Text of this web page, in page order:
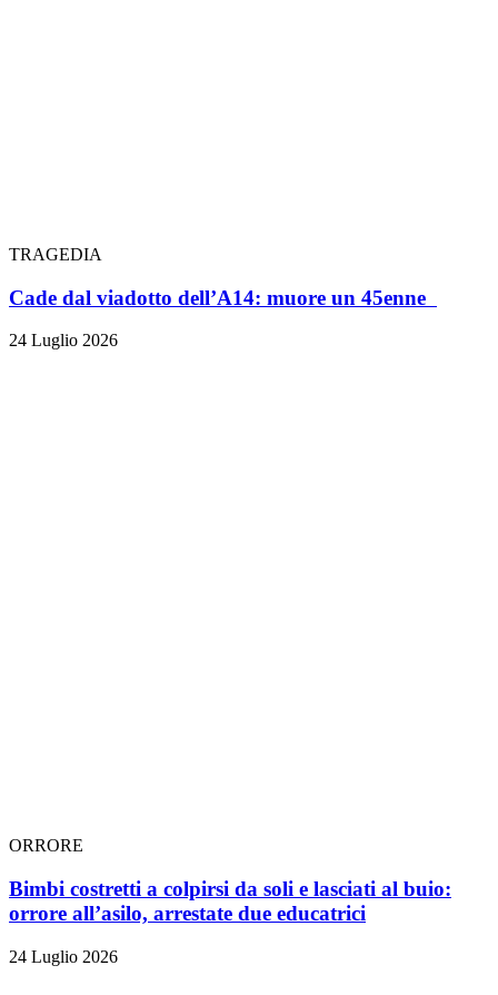
TRAGEDIA
Cade dal viadotto dell’A14: muore un 45enne
24 Luglio 2026
ORRORE
Bimbi costretti a colpirsi da soli e lasciati al buio:
orrore all’asilo, arrestate due educatrici
24 Luglio 2026